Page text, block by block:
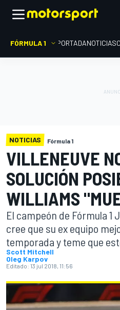
FÓRMULA 1 PORTADANOTICIAS
NOTICIAS Fórmula 1
VILLENEUVE
SOLUCIÓN
WILLIAMS
El campeón de Fórmula 1
cree que su ex equipo
temporada y teme que
Scott Mitchell
Oleg Karpov
Editado: 13 jul 2018, 11:56